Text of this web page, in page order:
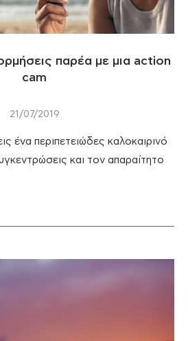
παρέα με μια action
cam
21/07/2019
ένα περιπετειώδες καλοκαιρινό
και τον απαραίτητο